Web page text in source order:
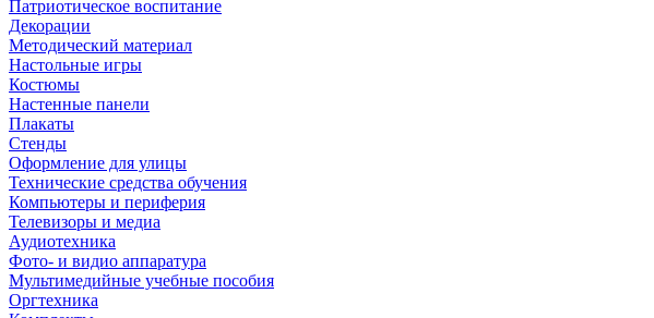
Патриотическое воспитание
Декорации
Методический материал
Настольные игры
Костюмы
Настенные панели
Плакаты
Стенды
Оформление для улицы
Технические средства обучения
Компьютеры и периферия
Телевизоры и медиа
Аудиотехника
Фото- и видио аппаратура
Мультимедийные учебные пособия
Оргтехника